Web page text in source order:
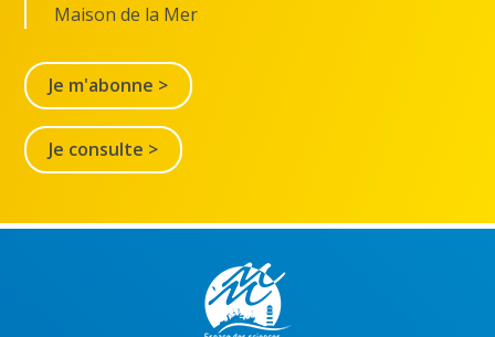
Maison de la Mer
Je m'abonne >
Je consulte >